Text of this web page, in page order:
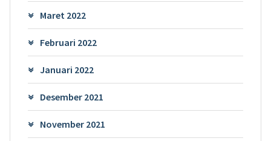
Maret 2022
Februari 2022
Januari 2022
Desember 2021
November 2021